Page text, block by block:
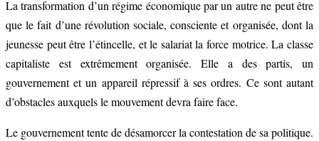
La transformation d’un régime économique par un autre ne peut être
que le fait d’une révolution sociale, consciente et organisée, dont la
jeunesse peut être l’étincelle, et le salariat la force motrice. La classe
capitaliste est extrêmement organisée. Elle a des partis, un
gouvernement et un appareil répressif à ses ordres. Ce sont autant
d’obstacles auxquels le mouvement devra faire face.
Le gouvernement tente de désamorcer la contestation de sa politique.